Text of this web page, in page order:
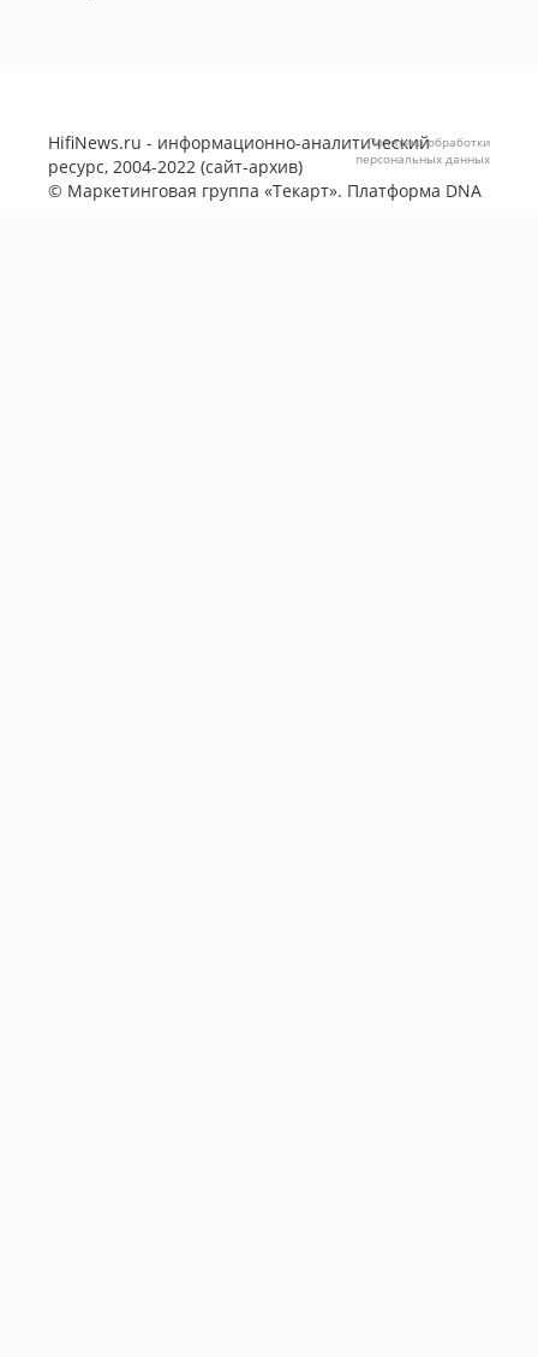
HifiNews.ru - информационно-аналитический
ресурс, 2004-2022 (сайт-архив)
© Маркетинговая группа «Текарт». Платформа DNA
Политика обработки
персональных данных